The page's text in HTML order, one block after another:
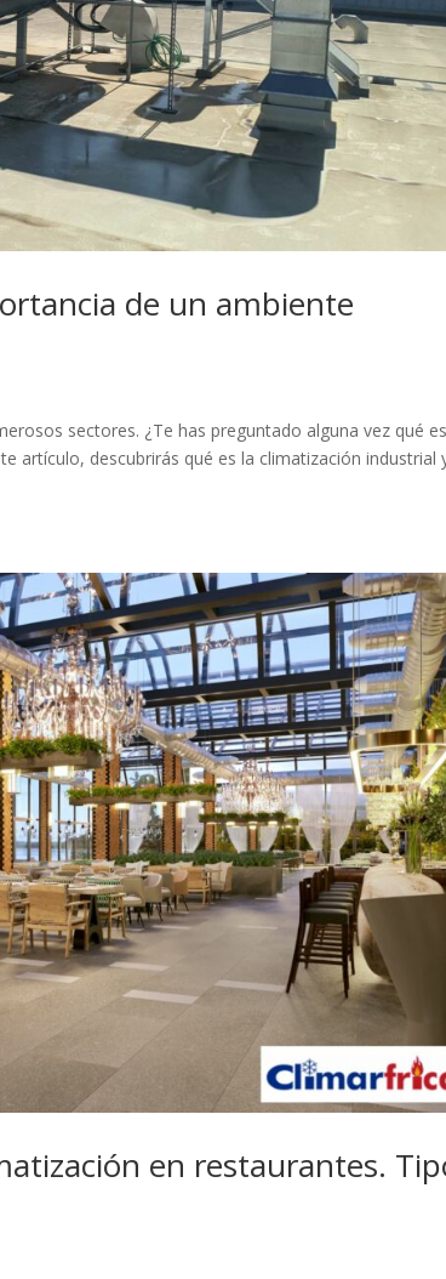
de un ambiente
sectores. ¿Te has preguntado alguna vez qué
artículo, descubrirás qué es la climatización industrial
en restaurantes.